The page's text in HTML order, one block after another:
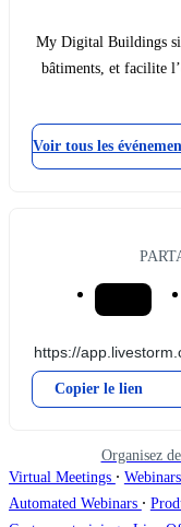
My Digital Buildings
bâtiments, et facilite
Voir tous les
Copier le lien
Organisez
Virtual Meetings ∙ Webinars
Automated Webinars ∙